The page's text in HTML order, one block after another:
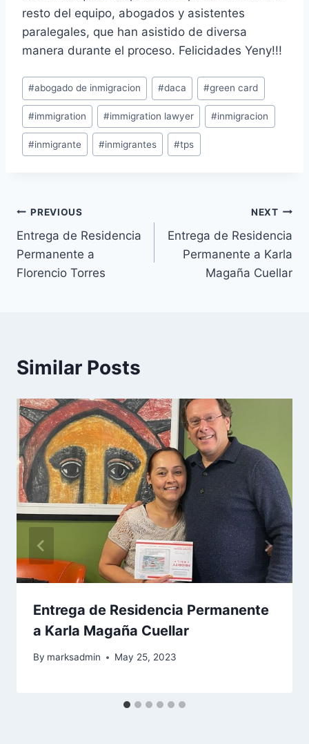
resto del equipo, abogados y asistentes
paralegales, que han asistido de diversa
manera durante el proceso. Felicidades Yeny!!!
#abogado de inmigracion #daca #green card
#immigration #immigration lawyer #inmigracion
#inmigrante #inmigrantes #tps
PREVIOUS
Entrega de Residencia
Permanente a
Florencio Torres
NEXT
Entrega de Residencia
Permanente a Karla
Magaña Cuellar
Similar Posts
Entrega de Residencia Permanente
a Karla Magaña Cuellar
By marksadmin May 25, 2023